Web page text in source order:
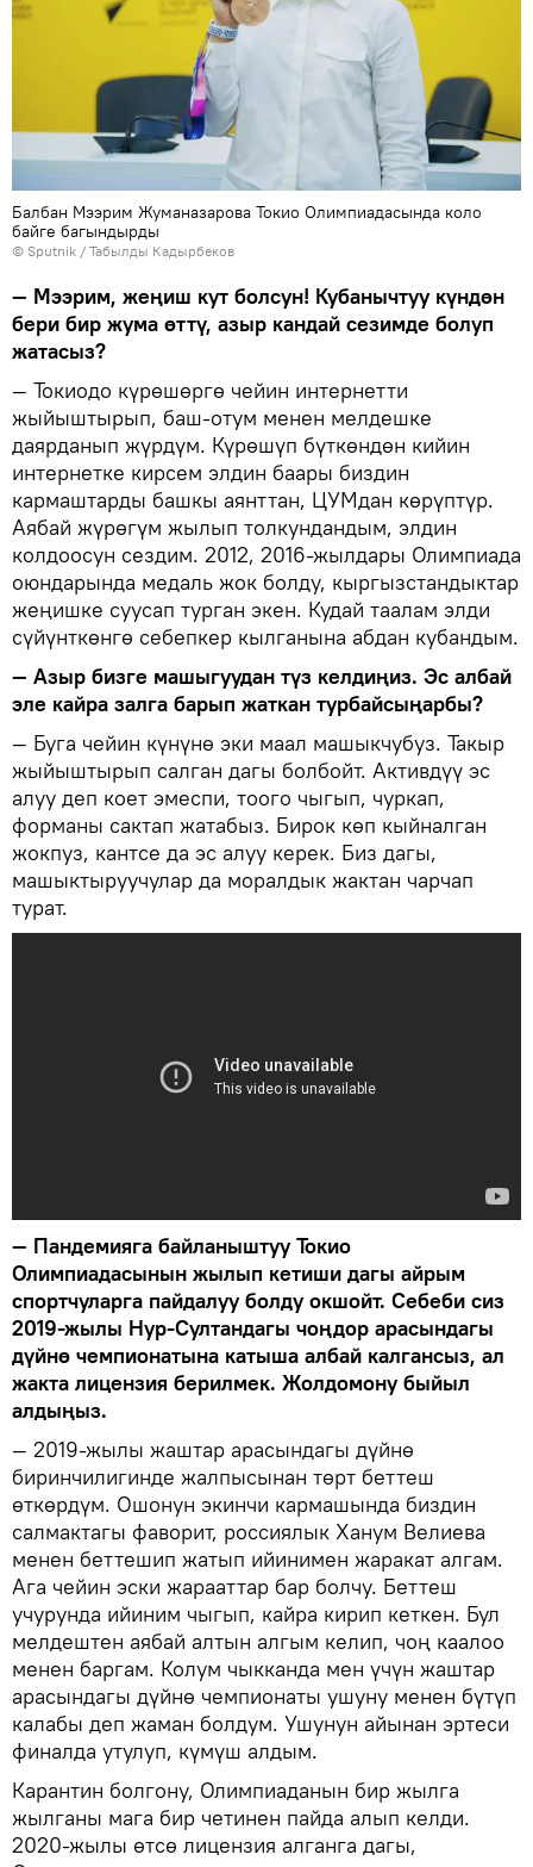
Балбан Мээрим Жуманазарова Токио Олимпиадасында коло
байге багындырды
© Sputnik / Табылды Кадырбеков
— Мээрим, жеңиш кут болсун! Кубанычтуу күндөн
бери бир жума өттү, азыр кандай сезимде болуп
жатасыз?
— Токиодо күрөшөргө чейин интернетти
жыйыштырып, баш-отум менен мелдешке
даярданып жүрдүм. Күрөшүп бүткөндөн кийин
интернетке кирсем элдин баары биздин
кармаштарды башкы аянттан, ЦУМдан көрүптүр.
Аябай жүрөгүм жылып толкундандым, элдин
колдоосун сездим. 2012, 2016-жылдары Олимпиада
оюндарында медаль жок болду, кыргызстандыктар
жеңишке суусап турган экен. Кудай таалам элди
сүйүнткөнгө себепкер кылганына абдан кубандым.
— Азыр бизге машыгуудан түз келдиңиз. Эс албай
эле кайра залга барып жаткан турбайсыңарбы?
— Буга чейин күнүнө эки маал машыкчубуз. Такыр
жыйыштырып салган дагы болбойт. Активдүү эс
алуу деп коет эмеспи, тоого чыгып, чуркап,
форманы сактап жатабыз. Бирок көп кыйналган
жокпуз, кантсе да эс алуу керек. Биз дагы,
машыктыруучулар да моралдык жактан чарчап
турат.
— Пандемияга байланыштуу Токио
Олимпиадасынын жылып кетиши дагы айрым
спортчуларга пайдалуу болду окшойт. Себеби сиз
2019-жылы Нур-Султандагы чоңдор арасындагы
дүйнө чемпионатына катыша албай калгансыз, ал
жакта лицензия берилмек. Жолдомону быйыл
алдыңыз.
— 2019-жылы жаштар арасындагы дүйнө
биринчилигинде жалпысынан төрт беттеш
өткөрдүм. Ошонун экинчи кармашында биздин
салмактагы фаворит, россиялык Ханум Велиева
менен беттешип жатып ийинимен жаракат алгам.
Ага чейин эски жарааттар бар болчу. Беттеш
учурунда ийиним чыгып, кайра кирип кеткен. Бул
мелдештен аябай алтын алгым келип, чоң каалоо
менен баргам. Колум чыкканда мен үчүн жаштар
арасындагы дүйнө чемпионаты ушуну менен бүтүп
калабы деп жаман болдум. Ушунун айынан эртеси
финалда утулуп, күмүш алдым.
Карантин болгону, Олимпиаданын бир жылга
жылганы мага бир четинен пайда алып келди.
2020-жылы өтсө лицензия алганга дагы,